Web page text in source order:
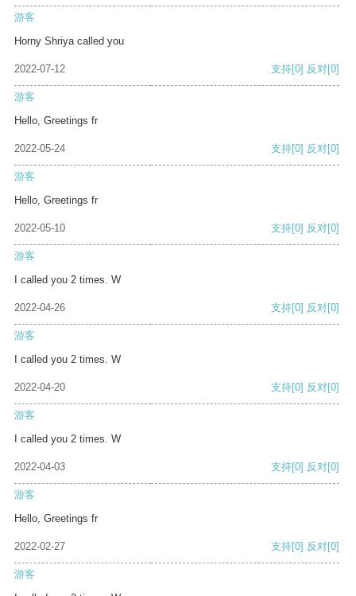
游客
Horny Shriya called you
2022-07-12 支持[0] 反对[0]
游客
Hello, Greetings fr
2022-05-24 支持[0] 反对[0]
游客
Hello, Greetings fr
2022-05-10 支持[0] 反对[0]
游客
I called you 2 times. W
2022-04-26 支持[0] 反对[0]
游客
I called you 2 times. W
2022-04-20 支持[0] 反对[0]
游客
I called you 2 times. W
2022-04-03 支持[0] 反对[0]
游客
Hello, Greetings fr
2022-02-27 支持[0] 反对[0]
游客